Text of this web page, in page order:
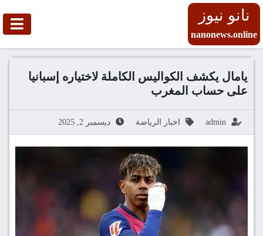
نانو نيوز
nanonews.online
يامال يكشف الكواليس الكاملة لاختياره إسبانيا
على حساب المغرب
admin اخبار الرياضة ديسمبر 2, 2025